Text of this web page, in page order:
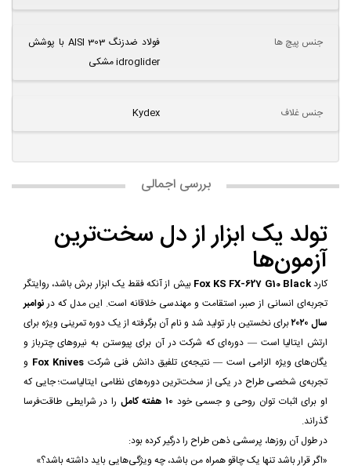
جنس پیچ ها
فولاد ضدزنگ AISI 303 با پوشش
idroglider مشکی
جنس غلاف Kydex
بررسی اجمالی
تولد یک ابزار از دل سخت‌ترین
آزمون‌ها
کاردFox KS FX-627 G10 Black بیش از آنکه فقط یک ابزار برش باشد، روایتگر
تجربه‌ای انسانی از صبر، استقامت و مهندسی خلاقانه است. این مدل که در نوامبر
سال ۲۰۲۰
برای نخستین بار تولید شد و نام آن برگرفته از یک دوره تمرینی ویژه برای
ارتش ایتالیا است — دوره‌ای که شرکت در آن برای پیوستن به نیروهای چترباز و
یگان‌های ویژه الزامی است — نتیجه‌ی تلفیق دانش فنی شرکت Fox Knives و
تجربه‌ی شخصی طراح در یکی از سخت‌ترین دوره‌های نظامی ایتالیاست؛ جایی که
او برای اثبات توان روحی و جسمی خود ۱۰ هفته کامل
را در شرایطی طاقت‌فرسا
گذراند.
در طول آن روزها، پرسشی ذهن طراح را درگیر کرده بود:
«اگر قرار باشد تنها یک چاقو همراه من باشد، چه ویژگی‌هایی باید داشته باشد؟»